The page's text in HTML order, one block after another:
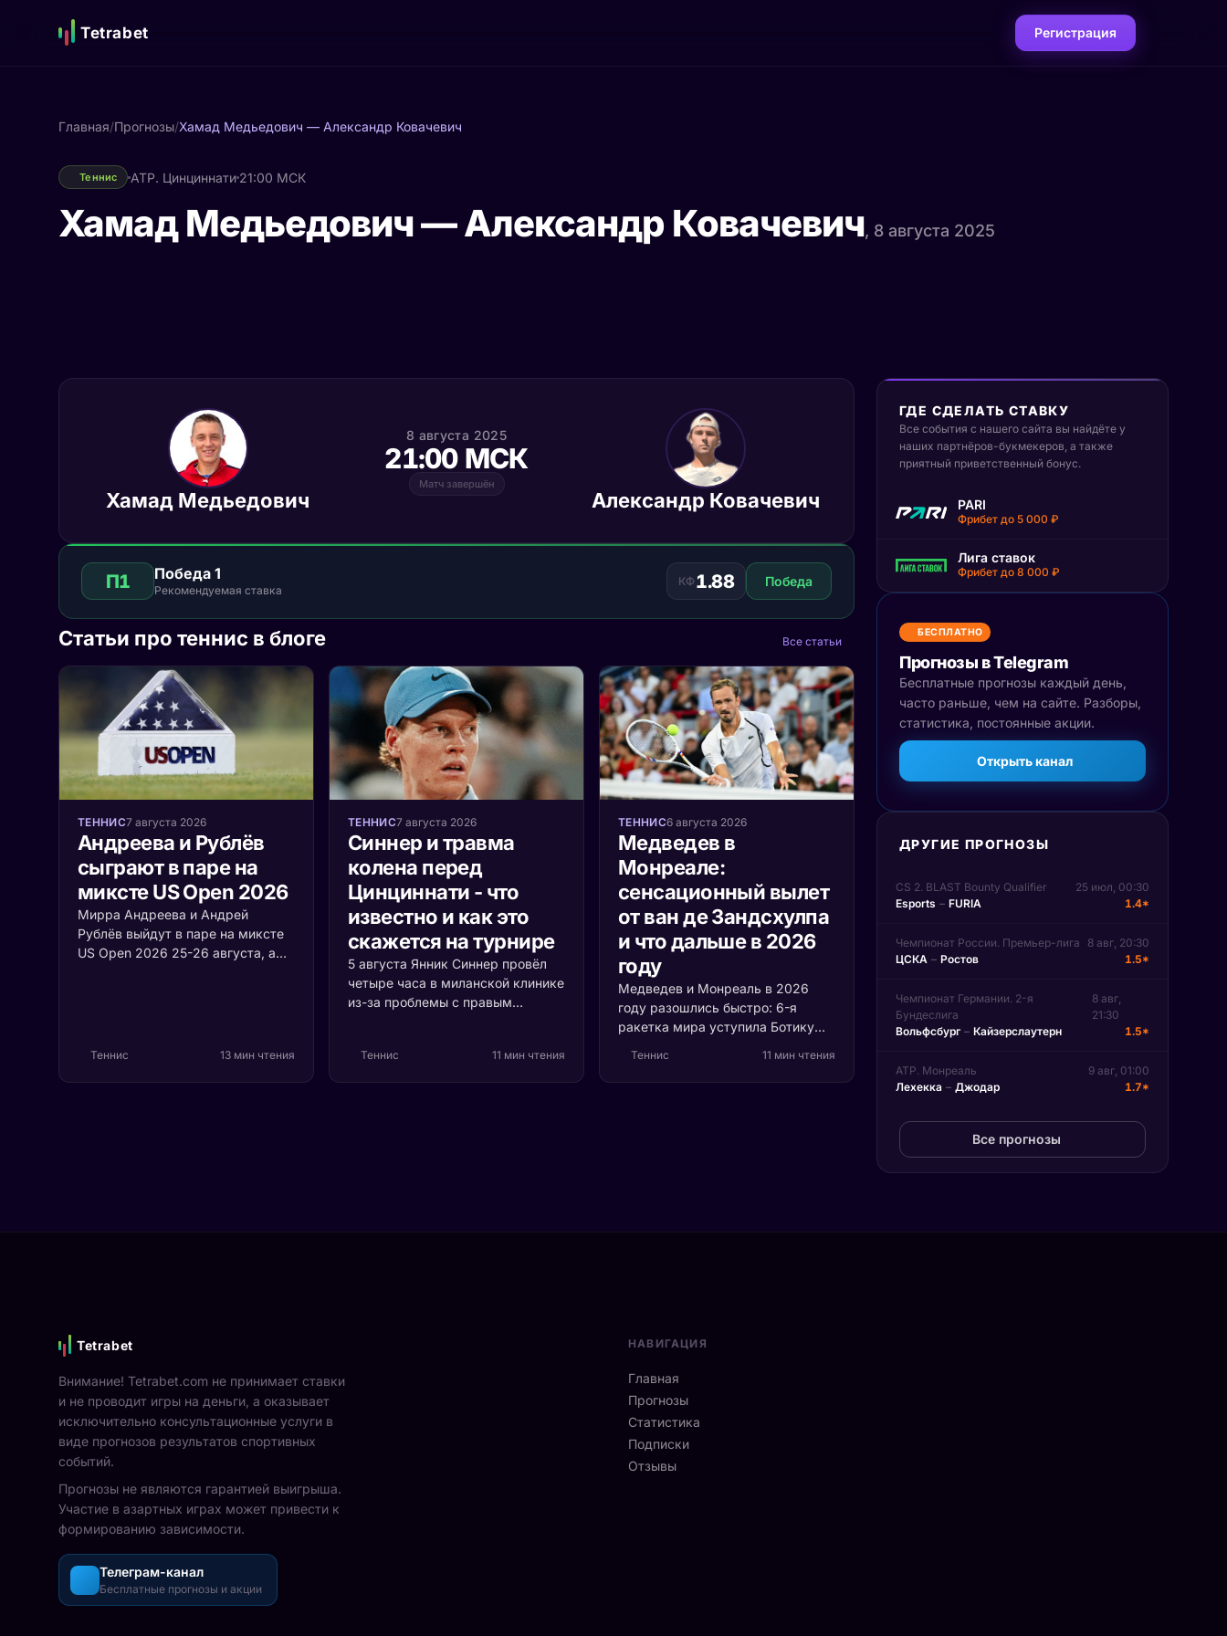
Tetrabet Регистрация
Главная/Прогнозы/Хамад Медьедович — Александр Ковачевич
Теннис ATP. Цинциннати21:00 МСК
Хамад Медьедович — Александр Ковачевич, 8 августа 2025
Хамад Медьедович
8 августа 2025
21:00 МСК
Матч завершён
Александр Ковачевич
П1 Победа 1
Рекомендуемая ставка
КФ 1.88 Победа
Статьи про теннис в блоге Все статьи
ТЕННИС7 августа 2026
Андреева и Рублёв
сыграют в паре на
миксте US Open 2026
Мирра Андреева и Андрей
Рублёв выйдут в паре на миксте
US Open 2026 25-26 августа, а
Теннис 13 мин чтения
ТЕННИС7 августа 2026
Синнер и травма
колена перед
Цинциннати - что
известно и как это
скажется на турнире
5 августа Янник Синнер провёл
четыре часа в миланской клинике
из-за проблемы с правым
серьёзно и кто выигрывает, если
Теннис 11 мин чтения
ТЕННИС6 августа 2026
Медведев в
Монреале:
сенсационный вылет
от ван де Зандсхулпа
и что дальше в 2026
году
Медведев и Монреаль в 2026
году разошлись быстро: 6-я
ракетка мира уступила Ботику
минуту. Разбираем, что
Теннис 11 мин чтения
ГДЕ СДЕЛАТЬ СТАВКУ
Все события с нашего сайта вы найдёте у
наших партнёров-букмекеров, а также
приятный приветственный бонус.
PARI
Фрибет до 5 000 ₽
Лига ставок
Фрибет до 8 000 ₽
БЕСПЛАТНО
Прогнозы в Telegram
Бесплатные прогнозы каждый день,
часто раньше, чем на сайте. Разборы,
статистика, постоянные акции.
Открыть канал
ДРУГИЕ ПРОГНОЗЫ
CS 2. BLAST Bounty Qualifier
25 июл, 00:30
Esports – FURIA 1.4*
Чемпионат России. Премьер-лига
8 авг, 20:30
ЦСКА – Ростов 1.5*
Чемпионат Германии. 2-я
Бундеслига
8 авг,
21:30
Вольфсбург – Кайзерслаутерн 1.5*
ATP. Монреаль
9 авг, 01:00
Лехекка – Джодар 1.7*
Все прогнозы
Tetrabet
Внимание! Tetrabet.com не принимает ставки
и не проводит игры на деньги, а оказывает
исключительно консультационные услуги в
виде прогнозов результатов спортивных
событий.
Прогнозы не являются гарантией выигрыша.
Участие в азартных играх может привести к
формированию зависимости.
Телеграм-канал
Бесплатные прогнозы и акции
НАВИГАЦИЯ
Главная
Прогнозы
Статистика
Подписки
Отзывы